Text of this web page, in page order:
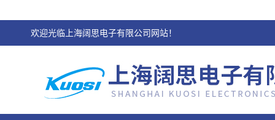
欢迎光临上海阔思电子有限公司网站！